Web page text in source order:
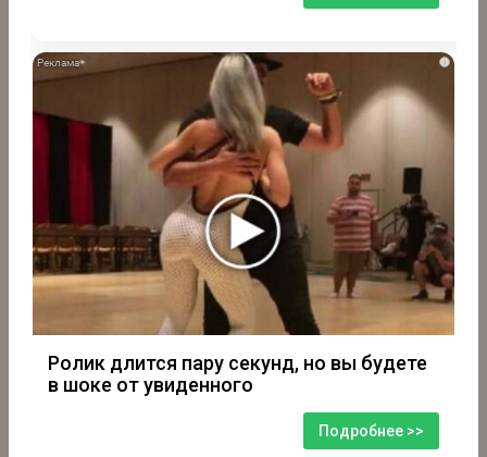
i
Ролик длится пару секунд, но вы будете
в шоке от увиденного
Подробнее >>